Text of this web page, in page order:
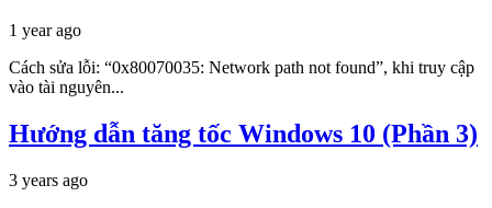
1 year ago
Cách sửa lỗi: “0x80070035: Network path not found”, khi truy cập
vào tài nguyên...
Hướng dẫn tăng tốc Windows 10 (Phần 3)
3 years ago